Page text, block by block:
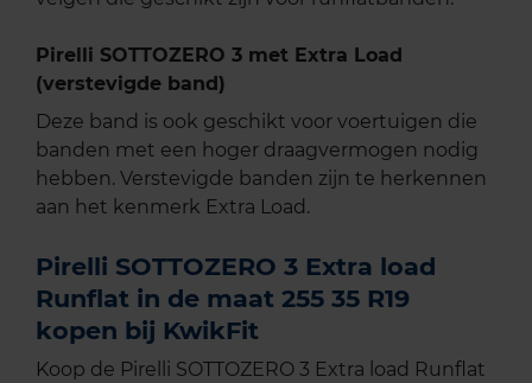
Pirelli SOTTOZERO 3 met Extra Load
(verstevigde band)
Deze band is ook geschikt voor voertuigen die
banden met een hoger draagvermogen nodig
hebben. Verstevigde banden zijn te herkennen
aan het kenmerk Extra Load.
Pirelli SOTTOZERO 3 Extra load
Runflat in de maat 255 35 R19
kopen bij KwikFit
Koop de Pirelli SOTTOZERO 3 Extra load Runflat